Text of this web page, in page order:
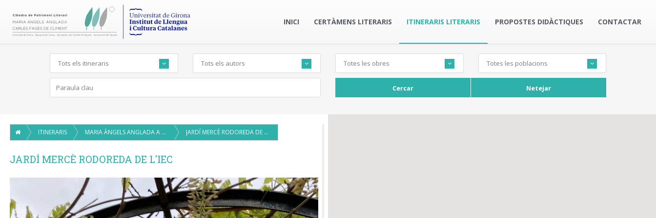
INICI CERTÀMENS LITERARIS ITINERARIS LITERARIS PROPOSTES DIDÀCTIQUES CONTACTAR
Tots els itineraris Tots els autors Totes les obres Totes les poblacions
Cercar Netejar
ITINERARIS MARIA ÀNGELS ANGLADA A BARCELONA JARDÍ MERCÈ RODOREDA DE L'IEC
JARDÍ MERCÈ RODOREDA DE L'IEC